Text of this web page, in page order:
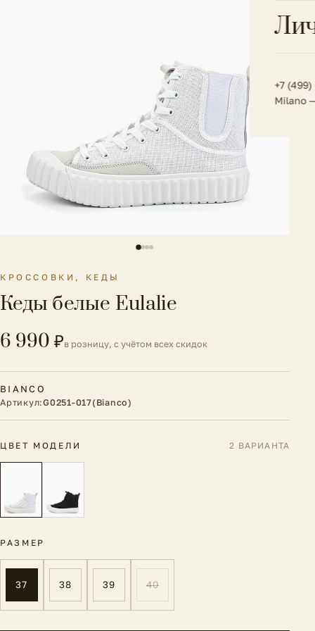
Весь
+7
Milano
КРОССОВКИ, КЕДЫ
Кеды белые Eulalie
6 990 ₽в розницу, с учётом всех скидок
BIANCO
Артикул:G0251-017(Bianco)
ЦВЕТ МОДЕЛИ 2 ВАРИАНТА
РАЗМЕР
37 38 39 40